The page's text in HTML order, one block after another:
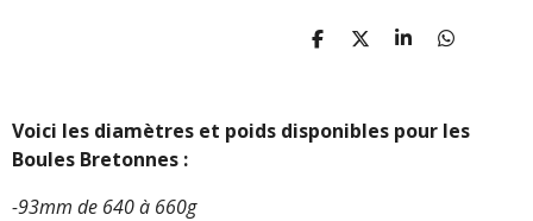
P
G
P
A
G
P
G
P
A
G
Voici les diamètres et poids disponibles pour les
Boules Bretonnes :
-93mm de 640 à 660g